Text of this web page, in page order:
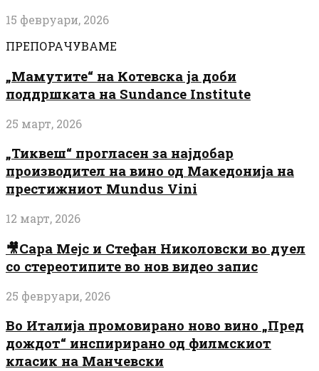
15 февруари, 2026
ПРЕПОРАЧУВАМЕ
„Мамутите“ на Котевска ја доби
поддршката на Sundance Institute
25 март, 2026
„Тиквеш“ прогласен за најдобар
производител на вино од Македонија на
престижниот Mundus Vini
12 март, 2026
🎥Сара Мејс и Стефан Николовски во дуел
со стереотипите во нов видео запис
25 февруари, 2026
Во Италија промовирано ново вино „Пред
дождот“ инспирирано од филмскиот
класик на Манчевски